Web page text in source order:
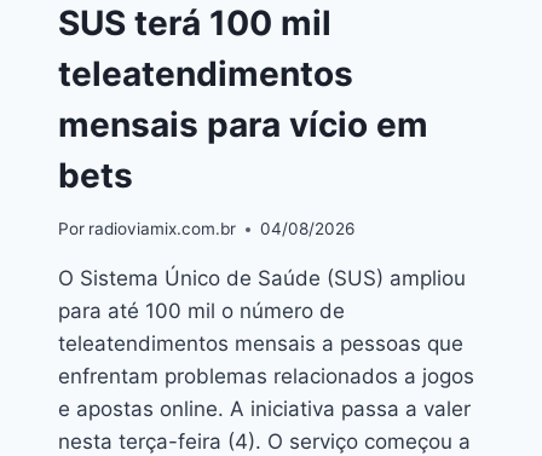
SUS terá 100 mil
teleatendimentos
mensais para vício em
bets
Por radioviamix.com.br 04/08/2026
O Sistema Único de Saúde (SUS) ampliou
para até 100 mil o número de
teleatendimentos mensais a pessoas que
enfrentam problemas relacionados a jogos
e apostas online. A iniciativa passa a valer
nesta terça-feira (4). O serviço começou a